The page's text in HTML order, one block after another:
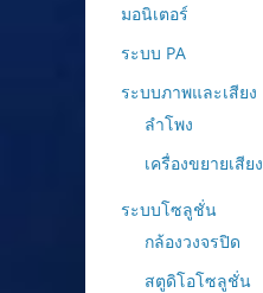
มอนิเตอร์
ระบบ PA
ระบบภาพและเสียง
ลำโพง
เครื่องขยายเสียง
ระบบโซลูชั่น
กล้องวงจรปิด
สตูดิโอโซลูชั่น